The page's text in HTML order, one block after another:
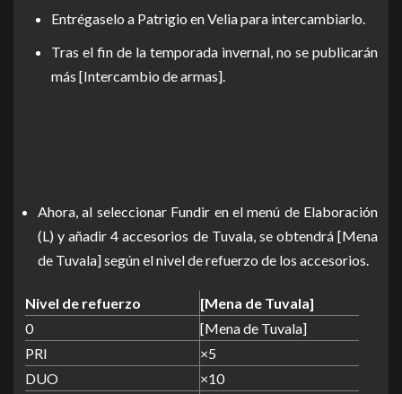
Entrégaselo a Patrigio en Velia para intercambiarlo.
Tras el fin de la temporada invernal, no se publicarán
más [Intercambio de armas].
Ahora, al seleccionar Fundir en el menú de Elaboración
(L) y añadir 4 accesorios de Tuvala, se obtendrá [Mena
de Tuvala] según el nivel de refuerzo de los accesorios.
Nivel de refuerzo
[Mena de Tuvala]
0
[Mena de Tuvala]
PRI
×5
DUO
×10